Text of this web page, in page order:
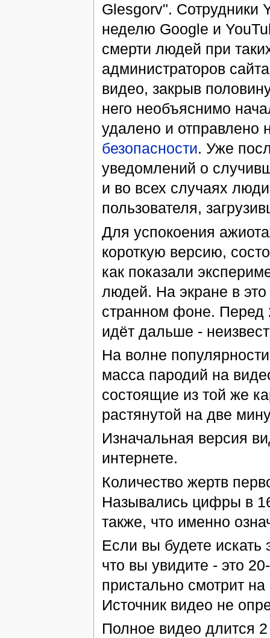
Glesgorv". Сотрудники
неделю Google и
смерти людей при
администраторов
видео, закрыв
него необъяснимо
удалено и отправлено
безопасности. Уже
уведомлений о
и во всех случаях
пользователя,
Для успокоения
короткую версию,
как показали
людей. На экране в
странном фоне. Перед
идёт дальше -
На волне
масса пародий на
состоящие из той же
растянутой на две
Изначальная версия
интернете.
Количество жертв
Назывались цифры в
также, что именно
Если вы будете искать
что вы увидите - это
пристально смотрит
Источник видео не
Полное видео длится